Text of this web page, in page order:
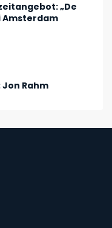
„De
Amsterdam
Rahm